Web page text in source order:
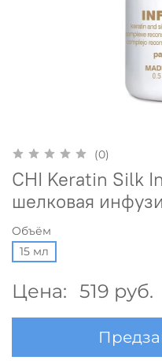
(0)
CHI Keratin Silk
шелковая
Объём
15 мл
Цена: 519 руб.